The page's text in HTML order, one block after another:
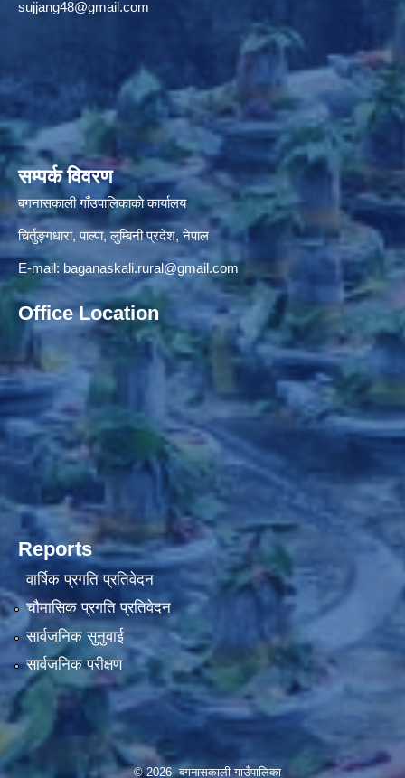
sujjang48@gmail.com
सम्पर्क विवरण
बगनासकाली गाँउपालिकाकाे कार्यालय
चिर्तुङ्गधारा, पाल्पा, लुम्बिनी प्रदेश, नेपाल
E-mail: baganaskali.rural@gmail.com
Office Location
Reports
वार्षिक प्रगति प्रतिवेदन
चौमासिक प्रगति प्रतिवेदन
सार्वजनिक सुनुवाई
सार्वजनिक परीक्षण
© 2026 बगनासकाली गाउँपालिका